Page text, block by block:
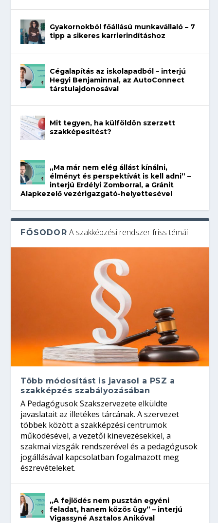
Gyakornokból főállású munkavállaló – 7
tipp a sikeres karrierindításhoz
Cégalapítás az iskolapadból – interjú
Hegyi Benjaminnal, az AutoConnect
társtulajdonosával
Mit tegyen, ha külföldön szerzett
szakképesítést?
„Ma már nem elég állást kínálni,
élményt és perspektívát is kell adni” –
interjú Erdélyi Zomborral, a Gránit
Alapkezelő vezérigazgató-helyettesével
FŐSODOR A szakképzési rendszer friss témái
Több módosítást is javasol a PSZ a
szakképzés szabályozásában
A Pedagógusok Szakszervezete elküldte
javaslatait az illetékes tárcának. A szervezet
többek között a szakképzési centrumok
működésével, a vezetői kinevezésekkel, a
szakmai vizsgák rendszerével és a pedagógusok
jogállásával kapcsolatban fogalmazott meg
észrevételeket.
„A fejlődés nem pusztán egyéni
feladat, hanem közös ügy” – interjú
Vigassyné Asztalos Anikóval